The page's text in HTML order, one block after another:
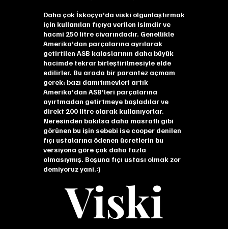
Daha çok İskoçya’da viski olgunlaştırmak
için kullanılan fıçıya verilen isimdir ve
hacmi 250 litre civarındadır. Genellikle
Amerika’dan parçalarına ayrılarak
getirtilen ASB kalaslarının daha büyük
hacimde tekrar birleştirilmesiyle elde
edilirler. Bu arada bir parantez açmam
gerek; bazı damıtımevleri artık
Amerika’dan ASB’leri parçalarına
ayırtmadan getirtmeye başladılar ve
direkt 200 litre olarak kullanıyorlar.
Neresinden bakılsa daha masraflı gibi
görünen bu işin sebebi ise cooper denilen
fıçı ustalarına ödenen ücretlerin bu
versiyona göre çok daha fazla
olmasıymış. Boşuna fıçı ustası olmak zor
demiyoruz yani.:)
Viski